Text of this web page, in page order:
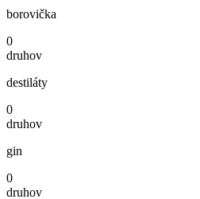
borovička
0
druhov
destiláty
0
druhov
gin
0
druhov